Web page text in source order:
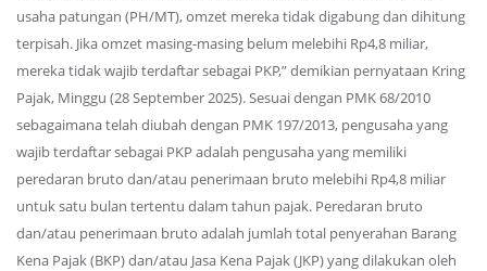
usaha patungan (PH/MT), omzet mereka tidak digabung dan dihitung
terpisah. Jika omzet masing-masing belum melebihi Rp4,8 miliar,
mereka tidak wajib terdaftar sebagai PKP,” demikian pernyataan Kring
Pajak, Minggu (28 September 2025). Sesuai dengan PMK 68/2010
sebagaimana telah diubah dengan PMK 197/2013, pengusaha yang
wajib terdaftar sebagai PKP adalah pengusaha yang memiliki
peredaran bruto dan/atau penerimaan bruto melebihi Rp4,8 miliar
untuk satu bulan tertentu dalam tahun pajak. Peredaran bruto
dan/atau penerimaan bruto adalah jumlah total penyerahan Barang
Kena Pajak (BKP) dan/atau Jasa Kena Pajak (JKP) yang dilakukan oleh